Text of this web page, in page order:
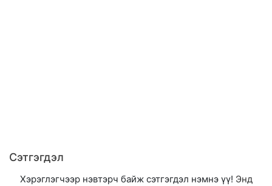
Сэтгэгдэл
Хэрэглэгчээр нэвтэрч байж сэтгэгдэл нэмнэ үү! Энд